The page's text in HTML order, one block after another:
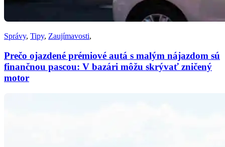
Správy, Tipy, Zaujímavosti,
Prečo ojazdené prémiové autá s malým nájazdom sú
finančnou pascou: V bazári môžu skrývať zničený
motor